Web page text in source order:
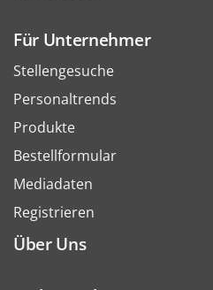
Für Unternehmer
Stellengesuche
Personaltrends
Produkte
Bestellformular
Mediadaten
Registrieren
Über Uns